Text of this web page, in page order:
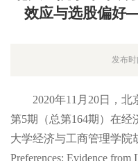
效应与选股偏好
发布
2020年11月20日，北
第5期（总第164期）在经
大学经济与工商管理学院
Preferences: Evidence